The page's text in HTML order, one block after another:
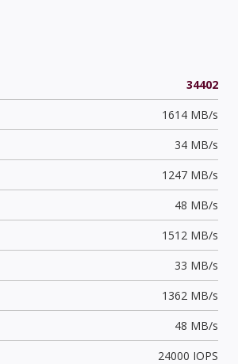
34402
1614 MB/s
34 MB/s
1247 MB/s
48 MB/s
1512 MB/s
33 MB/s
1362 MB/s
48 MB/s
24000 IOPS